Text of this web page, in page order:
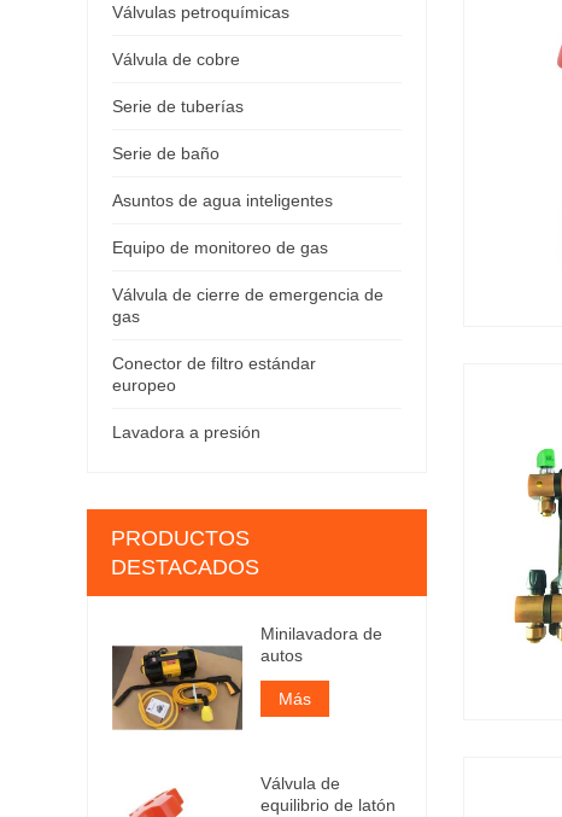
Válvulas petroquímicas
Válvula de cobre
Serie de tuberías
Serie de baño
Asuntos de agua inteligentes
Equipo de monitoreo de gas
Válvula de cierre de emergencia de
gas
Conector de filtro estándar
europeo
Lavadora a presión
PRODUCTOS
DESTACADOS
Minilavadora de
autos
Más
Válvula de
equilibrio de latón